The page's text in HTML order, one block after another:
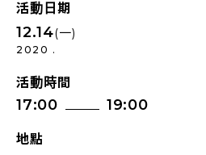
活動日期
12.14(一)
2020 .
活動時間
17:00 19:00
地點